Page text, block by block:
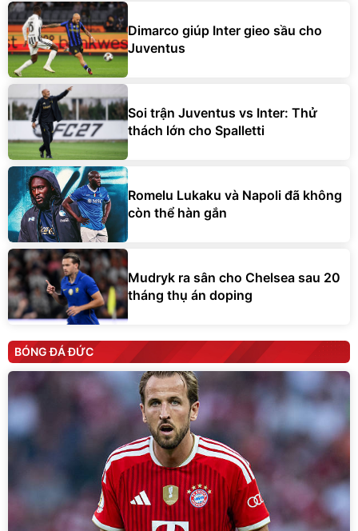
Dimarco giúp Inter gieo sầu cho
Juventus
Soi trận Juventus vs Inter: Thử
thách lớn cho Spalletti
Romelu Lukaku và Napoli đã không
còn thể hàn gắn
Mudryk ra sân cho Chelsea sau 20
tháng thụ án doping
BÓNG ĐÁ ĐỨC